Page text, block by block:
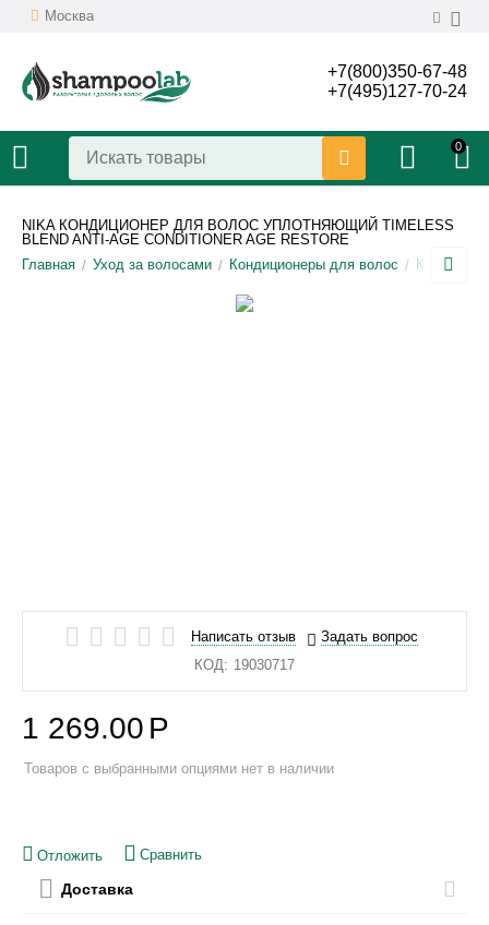
Москва
+7(800)350-67-48
+7(495)127-70-24
0
NIKA КОНДИЦИОНЕР ДЛЯ ВОЛОС УПЛОТНЯЮЩИЙ TIMELESS
BLEND ANTI-AGE CONDITIONER AGE RESTORE
Главная / Уход за волосами / Кондиционеры для волос /
Написать отзыв
Задать вопрос
КОД: 19030717
1 269.00 Р
Товаров с выбранными опциями нет в наличии
Отложить Сравнить
Доставка